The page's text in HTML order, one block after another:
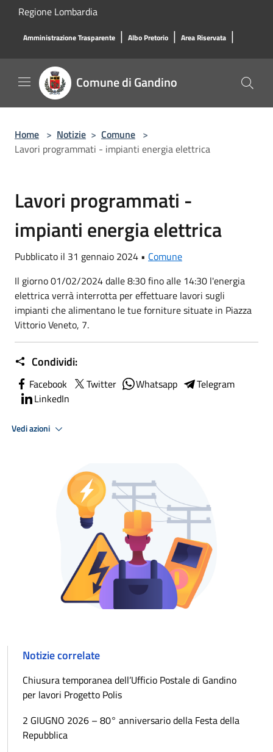
Salta al contenuto principale
Regione Lombardia
Amministrazione Trasparente | Albo Pretorio | Area Riservata |
Comune di Gandino
Home > Notizie > Comune >
Lavori programmati - impianti energia elettrica
Lavori programmati -
impianti energia elettrica
Pubblicato il 31 gennaio 2024 • Comune
Il giorno 01/02/2024 dalle 8:30 fino alle 14:30 l'energia
elettrica verrà interrotta per effettuare lavori sugli
impianti che alimentano le tue forniture situate in Piazza
Vittorio Veneto, 7.
Condividi:
Facebook Twitter Whatsapp
Telegram
LinkedIn
Vedi azioni
Notizie correlate
Chiusura temporanea dell’Ufficio Postale di Gandino
per lavori Progetto Polis
2 GIUGNO 2026 – 80° anniversario della Festa della
Repubblica